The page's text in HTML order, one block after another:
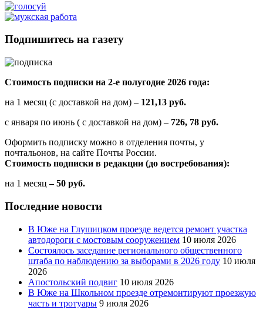
Подпишитесь на газету
Стоимость подписки на 2-е полугодие 2026 года:
на 1 месяц (с доставкой на дом) – 121,13 руб.
с января по июнь ( с доставкой на дом) – 726, 78 руб.
Оформить подписку можно в отделения почты, у
почтальонов, на сайте Почты России.
Стоимость подписки в редакции (до востребования):
на 1 месяц – 50 руб.
Последние новости
В Юже на Глушицком проезде ведется ремонт участка
автодороги с мостовым сооружением 10 июля 2026
Состоялось заседание регионального общественного
штаба по наблюдению за выборами в 2026 году 10 июля
2026
Апостольский подвиг 10 июля 2026
В Юже на Школьном проезде отремонтируют проезжую
часть и тротуары 9 июля 2026